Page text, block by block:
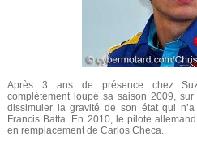
Après 3 ans de présence chez
complètement loupé sa saison 2009,
dissimuler la gravité de son état qui
Francis Batta. En 2010, le pilote
en remplacement de Carlos Checa.